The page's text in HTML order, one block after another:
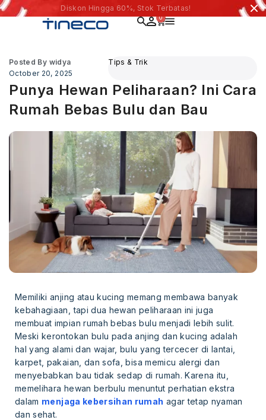
Diskon Hingga 60%, Stok Terbatas!
0
Posted By widya
October 20, 2025
Tips & Trik
Punya Hewan Peliharaan? Ini Cara
Rumah Bebas Bulu dan Bau
Memiliki anjing atau kucing memang membawa banyak
kebahagiaan, tapi dua hewan peliharaan ini juga
membuat impian rumah bebas bulu menjadi lebih sulit.
Meski kerontokan bulu pada anjing dan kucing adalah
hal yang alami dan wajar, bulu yang tercecer di lantai,
karpet, pakaian, dan sofa, bisa memicu alergi dan
menyebabkan bau tidak sedap di rumah. Karena itu,
memelihara hewan berbulu menuntut perhatian ekstra
dalam menjaga kebersihan rumah agar tetap nyaman
dan sehat.